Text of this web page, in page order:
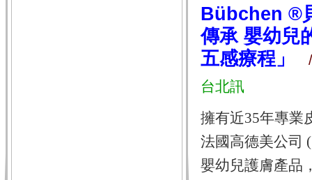
Bübchen ®
傳承 嬰幼兒
五感療程」
/
台北訊
擁有近35年專業
法國高德美公司
嬰幼兒護膚產品